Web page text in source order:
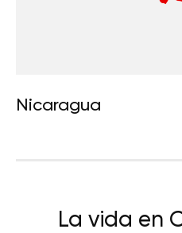
Nicaragua
La vida en